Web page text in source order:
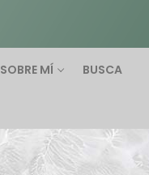
SOBRE MÍ BUSCA